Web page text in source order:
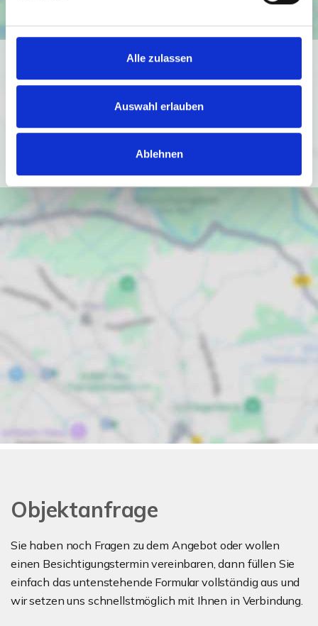
Alle zulassen
Auswahl erlauben
Ablehnen
Ich bin damit einverstanden, dass mir Karten von Google
angezeigt werden. Es gelten die
Ich bin einverstanden
Objektanfrage
Sie haben noch Fragen zu dem Angebot oder wollen
einen Besichtigungstermin vereinbaren, dann füllen Sie
einfach das untenstehende Formular vollständig aus und
wir setzen uns schnellstmöglich mit Ihnen in Verbindung.